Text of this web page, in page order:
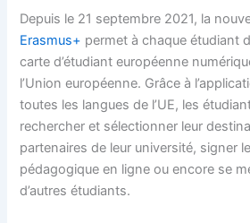
Depuis le 21 septembre 2021, la
Erasmus+ permet à chaque étudiant
carte d’étudiant européenne
l’Union européenne. Grâce à
toutes les langues de l’UE, les
rechercher et sélectionner leur
partenaires de leur université, signer
pédagogique en ligne ou encore se
d’autres étudiants.